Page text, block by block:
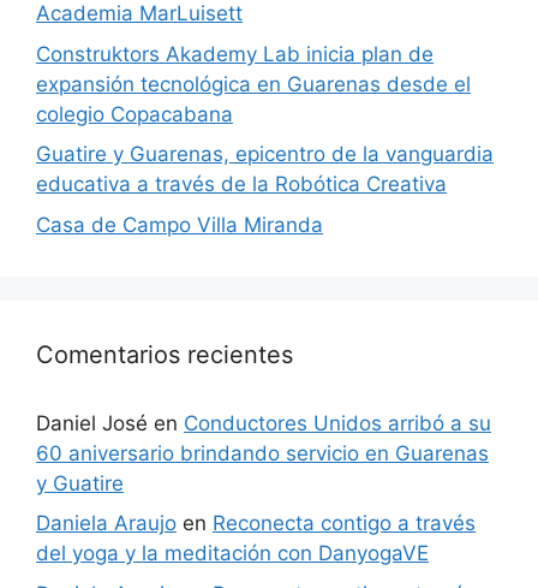
Academia MarLuisett
Construktors Akademy Lab inicia plan de
expansión tecnológica en Guarenas desde el
colegio Copacabana
Guatire y Guarenas, epicentro de la vanguardia
educativa a través de la Robótica Creativa
Casa de Campo Villa Miranda
Comentarios recientes
Daniel José en Conductores Unidos arribó a su
60 aniversario brindando servicio en Guarenas
y Guatire
Daniela Araujo en Reconecta contigo a través
del yoga y la meditación con DanyogaVE